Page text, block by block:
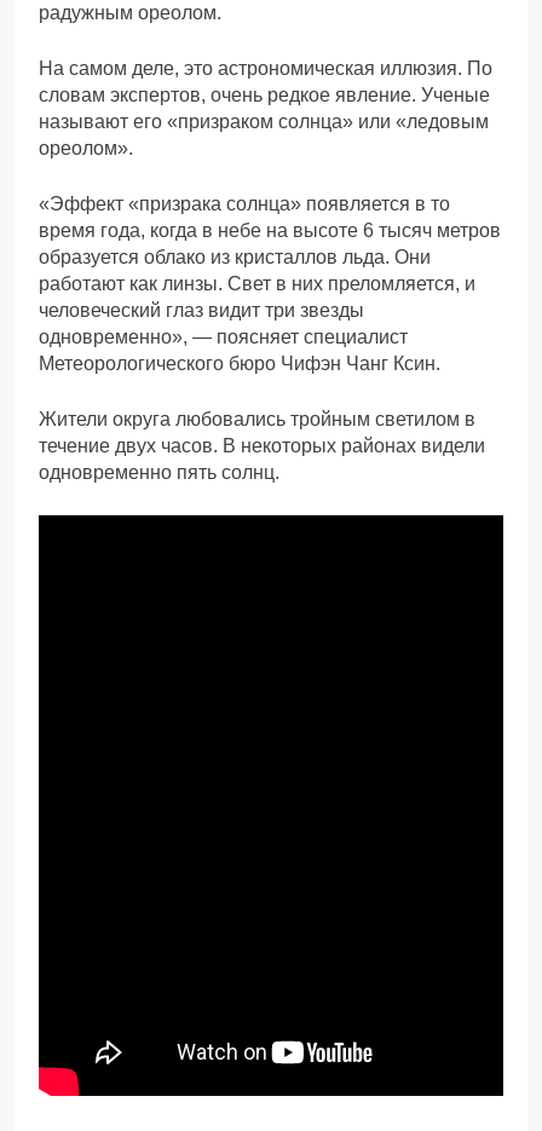
радужным ореолом.
На самом деле, это астрономическая иллюзия. По
словам экспертов, очень редкое явление. Ученые
называют его «призраком солнца» или «ледовым
ореолом».
«Эффект «призрака солнца» появляется в то
время года, когда в небе на высоте 6 тысяч метров
образуется облако из кристаллов льда. Они
работают как линзы. Свет в них преломляется, и
человеческий глаз видит три звезды
одновременно», — поясняет специалист
Метеорологического бюро Чифэн Чанг Ксин.
Жители округа любовались тройным светилом в
течение двух часов. В некоторых районах видели
одновременно пять солнц.